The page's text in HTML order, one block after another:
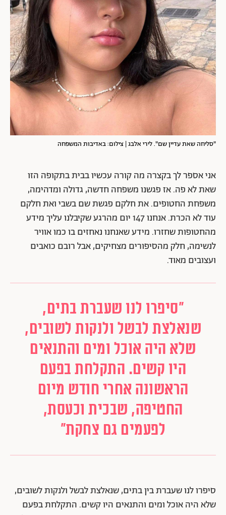
"סליחה שאת עדיין שם". לירי אלבג | צילום: באדיבות המשפחה
אני אספר לך בקצרה מה קורה עכשיו בבית בתקופה הזו
שאת לא פה. אז פגשנו משפחה חדשה, גדולה ומדהימה,
משפחת החטופים. את חלקם פגשת שם בשבי ואת חלקם
עוד לא הכרת. אנחנו 147 יום מהרגע שקיבלנו עליך מידע
מהחטופות שחזרו. מידע שאנחנו נאחזים בו כמו אוויר
לנשימה, חלק מהסיפורים מצחיקים, אבל רובם כואבים
ועצובים מאוד.
"סיפרו לנו שעברת בתים,
שנאלצת לבשל ולנקות לשובים,
שלא היה אוכל ומים והתנאים
היו קשים. התקלחת בפעם
הראשונה אחרי חודש מיום
החטיפה, שבכית וכעסת,
לפעמים גם צחקת"
סיפרו לנו שעברת בין בתים, שנאלצת לבשל ולנקות לשובים,
שלא היה אוכל ומים והתנאים היו קשים. התקלחת בפעם